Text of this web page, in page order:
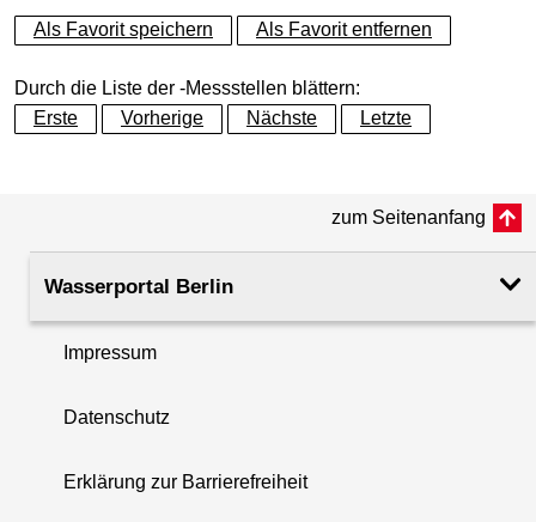
+
−
Als Favorit speichern Als Favorit entfernen
Durch die Liste der -Messstellen blättern:
Erste
Vorherige Nächste Letzte
zum Seitenanfang
Wasserportal Berlin
Impressum
Datenschutz
Erklärung zur Barrierefreiheit